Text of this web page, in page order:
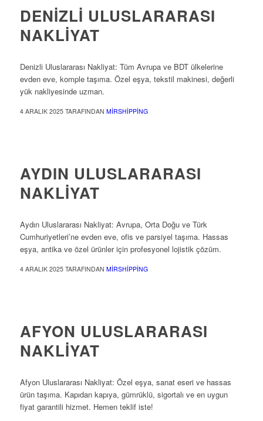
DENIZLI ULUSLARARASI
NAKLIYAT
Denizli Uluslararası Nakliyat: Tüm Avrupa ve BDT ülkelerine
evden eve, komple taşıma. Özel eşya, tekstil makinesi, değerli
yük nakliyesinde uzman.
4 ARALIK 2025 TARAFINDAN MIRSHIPPING
AYDIN ULUSLARARASI
NAKLIYAT
Aydın Uluslararası Nakliyat: Avrupa, Orta Doğu ve Türk
Cumhuriyetleri’ne evden eve, ofis ve parsiyel taşıma. Hassas
eşya, antika ve özel ürünler için profesyonel lojistik çözüm.
4 ARALIK 2025 TARAFINDAN MIRSHIPPING
AFYON ULUSLARARASI
NAKLIYAT
Afyon Uluslararası Nakliyat: Özel eşya, sanat eseri ve hassas
ürün taşıma. Kapıdan kapıya, gümrüklü, sigortalı ve en uygun
fiyat garantili hizmet. Hemen teklif iste!